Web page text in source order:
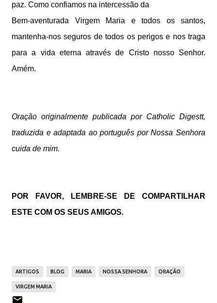
paz. Como confiamos na intercessão da
Bem-aventurada Virgem Maria e todos os santos,
mantenha-nos seguros de todos os perigose nos traga
para a vida eterna através de Cristo nosso Senhor.
Amém.
Oração originalmente publicada por Catholic Digestt,
traduzida e adaptada ao português por Nossa Senhora
cuida de mim.
POR FAVOR, LEMBRE-SE DE COMPARTILHAR
ESTE COM OS SEUS AMIGOS.
ARTIGOS BLOG MARIA NOSSA SENHORA ORAÇÃO
VIRGEM MARIA